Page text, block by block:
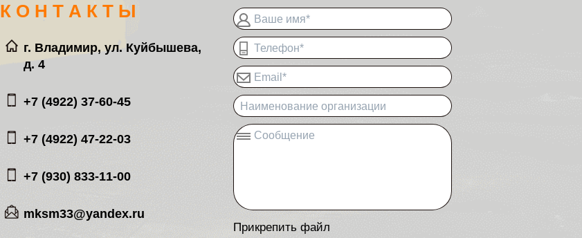
К О Н Т А К Т Ы
г. Владимир, ул. Куйбышева,
д. 4
+7 (4922) 37-60-45
+7 (4922) 47-22-03
+7 (930) 833-11-00
mksm33@yandex.ru
Ваше имя*
Телефон*
Email*
Наименование организации
Сообщение
Прикрепить файл